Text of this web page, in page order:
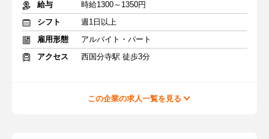
給与
時給1300～1350円
シフト
週1日以上
雇用形態
アルバイト・パート
アクセス
西国分寺駅 徒歩3分
この企業の求人一覧を見る